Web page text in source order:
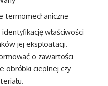
termomechaniczne
właściwości
jej eksploatacji.
o zawartości
obróbki cieplnej czy